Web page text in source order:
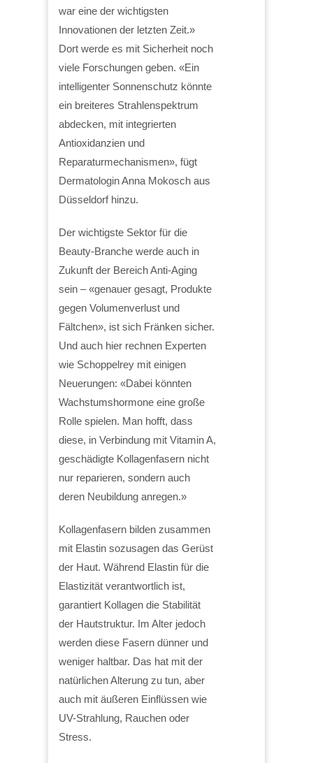
war eine der wichtigsten
Innovationen der letzten Zeit.»
Dort werde es mit Sicherheit noch
viele Forschungen geben. «Ein
intelligenter Sonnenschutz könnte
ein breiteres Strahlenspektrum
abdecken, mit integrierten
Antioxidanzien und
Reparaturmechanismen», fügt
Dermatologin Anna Mokosch aus
Düsseldorf hinzu.
Der wichtigste Sektor für die
Beauty-Branche werde auch in
Zukunft der Bereich Anti-Aging
sein – «genauer gesagt, Produkte
gegen Volumenverlust und
Fältchen», ist sich Fränken sicher.
Und auch hier rechnen Experten
wie Schoppelrey mit einigen
Neuerungen: «Dabei könnten
Wachstumshormone eine große
Rolle spielen. Man hofft, dass
diese, in Verbindung mit Vitamin A,
geschädigte Kollagenfasern nicht
nur reparieren, sondern auch
deren Neubildung anregen.»
Kollagenfasern bilden zusammen
mit Elastin sozusagen das Gerüst
der Haut. Während Elastin für die
Elastizität verantwortlich ist,
garantiert Kollagen die Stabilität
der Hautstruktur. Im Alter jedoch
werden diese Fasern dünner und
weniger haltbar. Das hat mit der
natürlichen Alterung zu tun, aber
auch mit äußeren Einflüssen wie
UV-Strahlung, Rauchen oder
Stress.